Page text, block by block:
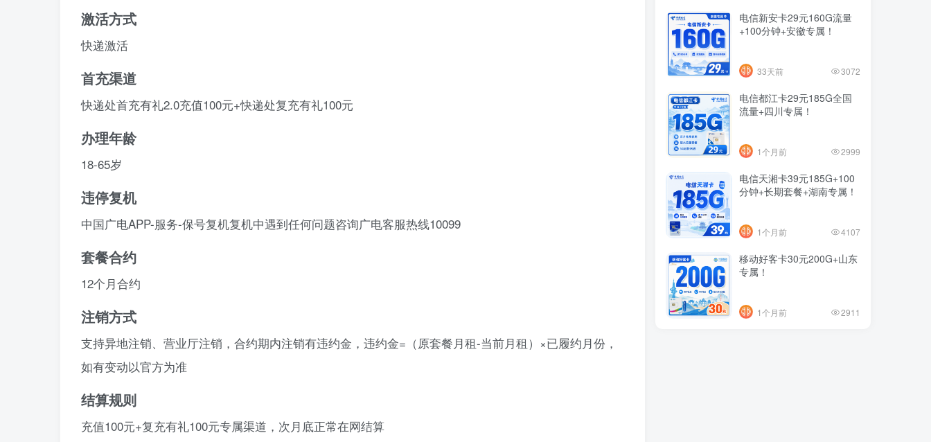
激活方式
快递激活
首充渠道
快递处首充有礼2.0充值100元+快递处复充有礼100元
办理年龄
18-65岁
违停复机
中国广电APP-服务-保号复机复机中遇到任何问题咨询广电客服热线10099
套餐合约
12个月合约
注销方式
支持异地注销、营业厅注销，合约期内注销有违约金，违约金=（原套餐月租-当前月租）×已履约月份，
如有变动以官方为准
结算规则
充值100元+复充有礼100元专属渠道，次月底正常在网结算
电信新安卡29元160G流量
+100分钟+安徽专属！
33天前 3072
电信都江卡29元185G全国
流量+四川专属！
1个月前 2999
电信天湘卡39元185G+100
分钟+长期套餐+湖南专属！
1个月前 4107
移动好客卡30元200G+山东
专属！
1个月前 2911